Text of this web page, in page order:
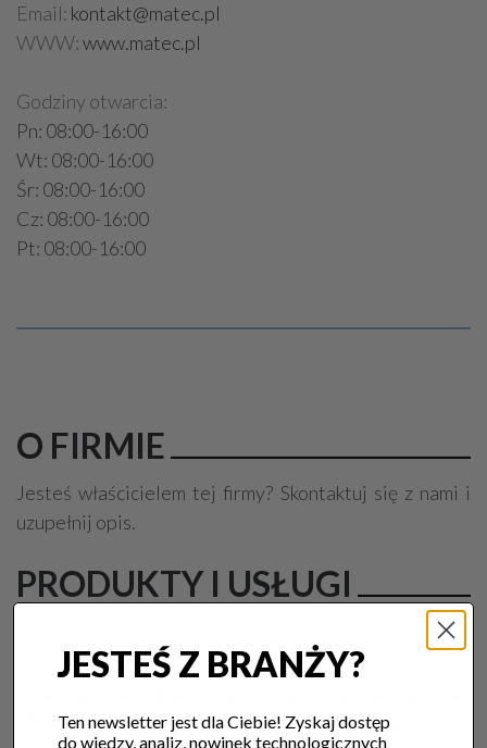
Email: kontakt@matec.pl
WWW:www.matec.pl
Godziny otwarcia:
Pn: 08:00-16:00
Wt: 08:00-16:00
Śr: 08:00-16:00
Cz: 08:00-16:00
Pt: 08:00-16:00
O FIRMIE
Jesteś właścicielem tej firmy? Skontaktuj się z nami i
uzupełnij opis.
PRODUKTY I USŁUGI
klimatyzacji, serwis klimatyzacji, elektryk, instalacje
JESTEŚ Z BRANŻY?
Ten newsletter jest dla Ciebie! Zyskaj dostęp
do wiedzy, analiz, nowinek technologicznych